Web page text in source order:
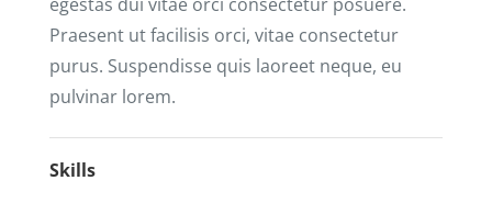
Praesent ut facilisis orci, vitae consectetur
purus. Suspendisse quis laoreet neque, eu
pulvinar lorem.
Skills